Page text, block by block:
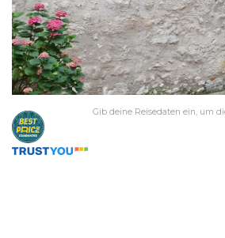
Gib deine Reisedaten ein, um